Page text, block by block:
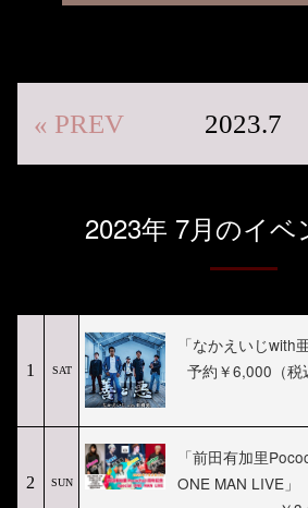
« PREV 2023.7
2023年 7月のイベ
1 SAT
「なかえいじwith
予約￥6,000（
2 SUN
「前田有加里
ONE MAN LIVE」